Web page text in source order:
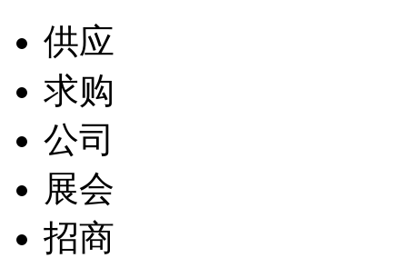
供应
求购
公司
展会
招商